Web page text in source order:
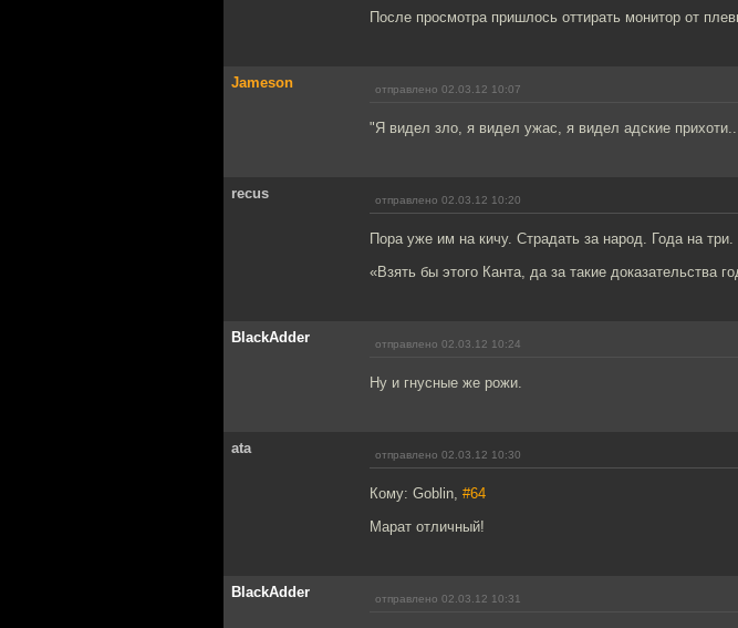
После просмотра пришлось оттирать монитор от
Jameson отправлено 02.03.12 10:07
"Я видел зло, я видел ужас, я видел адские
recus отправлено 02.03.12 10:20
Пора уже им на кичу. Страдать за народ. Года на три.
«Взять бы этого Канта, да за такие доказательства
BlackAdder отправлено 02.03.12 10:24
Ну и гнусные же рожи.
ata отправлено 02.03.12 10:30
Кому: Goblin, #64
Марат отличный!
BlackAdder отправлено 02.03.12 10:31